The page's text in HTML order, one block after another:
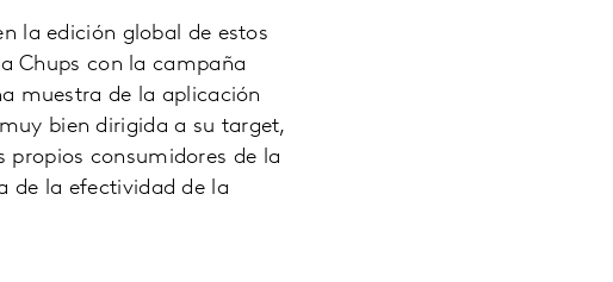
la edición global de estos
Chups con la campaña
muestra de la aplicación
bien dirigida a su target,
propios consumidores de la
de la efectividad de la